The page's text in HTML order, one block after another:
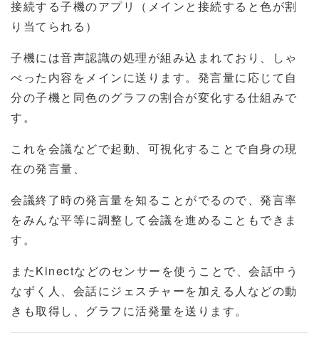
接続する子機のアプリ（メインと接続すると色が割
り当てられる）
子機には音声認識の処理が組み込まれており、しゃ
べった内容をメインに送ります。発言量に応じて自
分の子機と同色のグラフの割合が変化する仕組みで
す。
これを会議などで起動、可視化することで自身の現
在の発言量、
会議終了時の発言量を知ることがでるので、発言率
をみんな平等に調整して会議を進めることもできま
す。
またKinectなどのセンサーを使うことで、会話中う
なずく人、会話にジェスチャーを加える人などの動
きも取得し、グラフに活発量を送ります。